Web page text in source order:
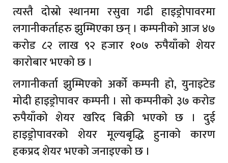
त्यस्तै दोस्रो स्थानमा रसुवा गढी हाइड्रोपावरमा
लगानीकर्ताहरु झुम्मिएका छन् । कम्पनीको आज ४७
करोड ८२ लाख ९२ हजार १०७ रुपैयाँको शेयर
कारोबार भएको छ ।
लगानीकर्ता झुम्मिएको अर्को कम्पनी हो, युनाइटेड
मोदी हाइड्रोपावर कम्पनी । सो कम्पनीको ३७ करोड
रुपैयाँको शेयर खरिद बिक्री भएको छ । दुई
हाइड्रोपावरको शेयर मूल्यबृद्धि हुनाको कारण
हकप्रद शेयर भएको जनाइएको छ ।